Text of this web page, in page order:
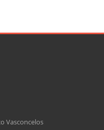
Vasconcelos